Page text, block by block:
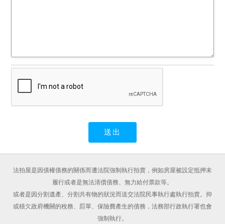
法拍屋是因債權債務的關係而遭法院強制執行拍賣，例如房屋被設定抵押未
履行或者是無法清償債務、無力給付票款等。
或者是因分割遺產、分割共有物的狀況而送交法院民事執行處執行拍賣。抑
或積欠政府機關的稅務、罰單、保險費產生的債務，法務部行政執行署也會
強制執行。